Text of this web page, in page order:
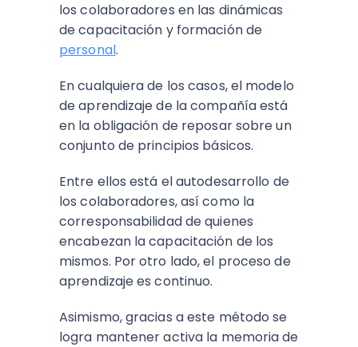
los colaboradores en las dinámicas
de capacitación y formación de
personal.
En cualquiera de los casos, el modelo
de aprendizaje de la compañía está
en la obligación de reposar sobre un
conjunto de principios básicos.
Entre ellos está el autodesarrollo de
los colaboradores, así como la
corresponsabilidad de quienes
encabezan la capacitación de los
mismos. Por otro lado, el proceso de
aprendizaje es continuo.
Asimismo, gracias a este método se
logra mantener activa la memoria de